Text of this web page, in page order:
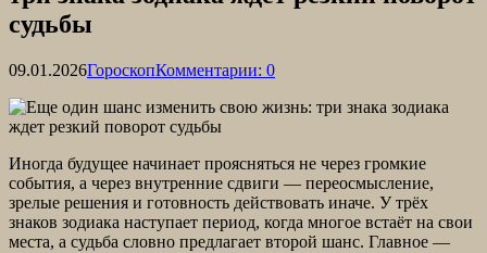
судьбы
09.01.2026ГороскопКомментарии: 0
Иногда будущее начинает проясняться не через громкие
события, а через внутренние сдвиги — переосмысление,
зрелые решения и готовность действовать иначе. У трёх
знаков зодиака наступает период, когда многое встаёт на свои
места, а судьба словно предлагает второй шанс. Главное —